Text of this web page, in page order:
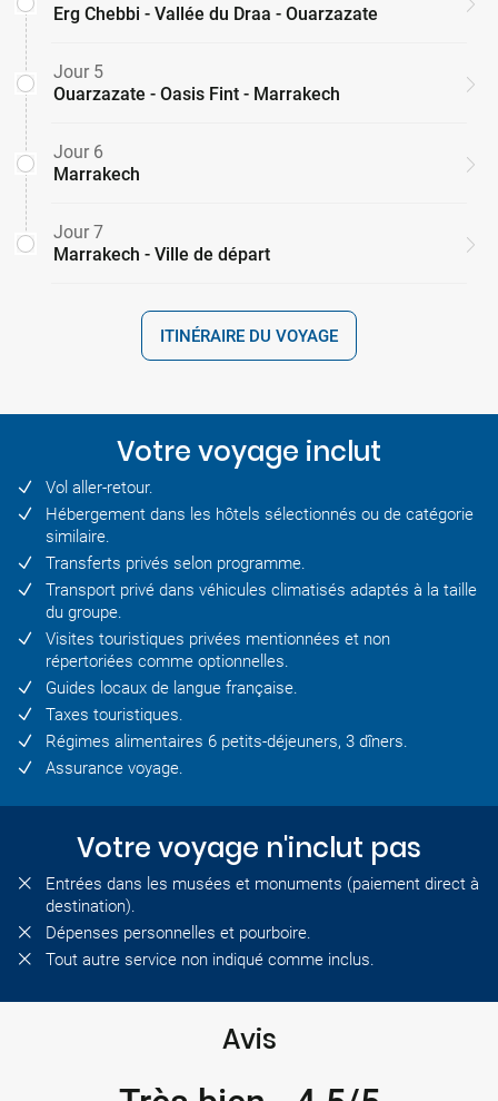
Erg Chebbi - Vallée du Draa - Ouarzazate
Jour 5
Ouarzazate - Oasis Fint - Marrakech
Jour 6
Marrakech
Jour 7
Marrakech - Ville de départ
ITINÉRAIRE DU VOYAGE
Votre voyage inclut
Vol aller-retour.
Hébergement dans les hôtels sélectionnés ou de catégorie
similaire.
Transferts privés selon programme.
Transport privé dans véhicules climatisés adaptés à la taille
du groupe.
Visites touristiques privées mentionnées et non
répertoriées comme optionnelles.
Guides locaux de langue française.
Taxes touristiques.
Régimes alimentaires 6 petits-déjeuners, 3 dîners.
Assurance voyage.
Votre voyage n'inclut pas
Entrées dans les musées et monuments (paiement direct à
destination).
Dépenses personnelles et pourboire.
Tout autre service non indiqué comme inclus.
Avis